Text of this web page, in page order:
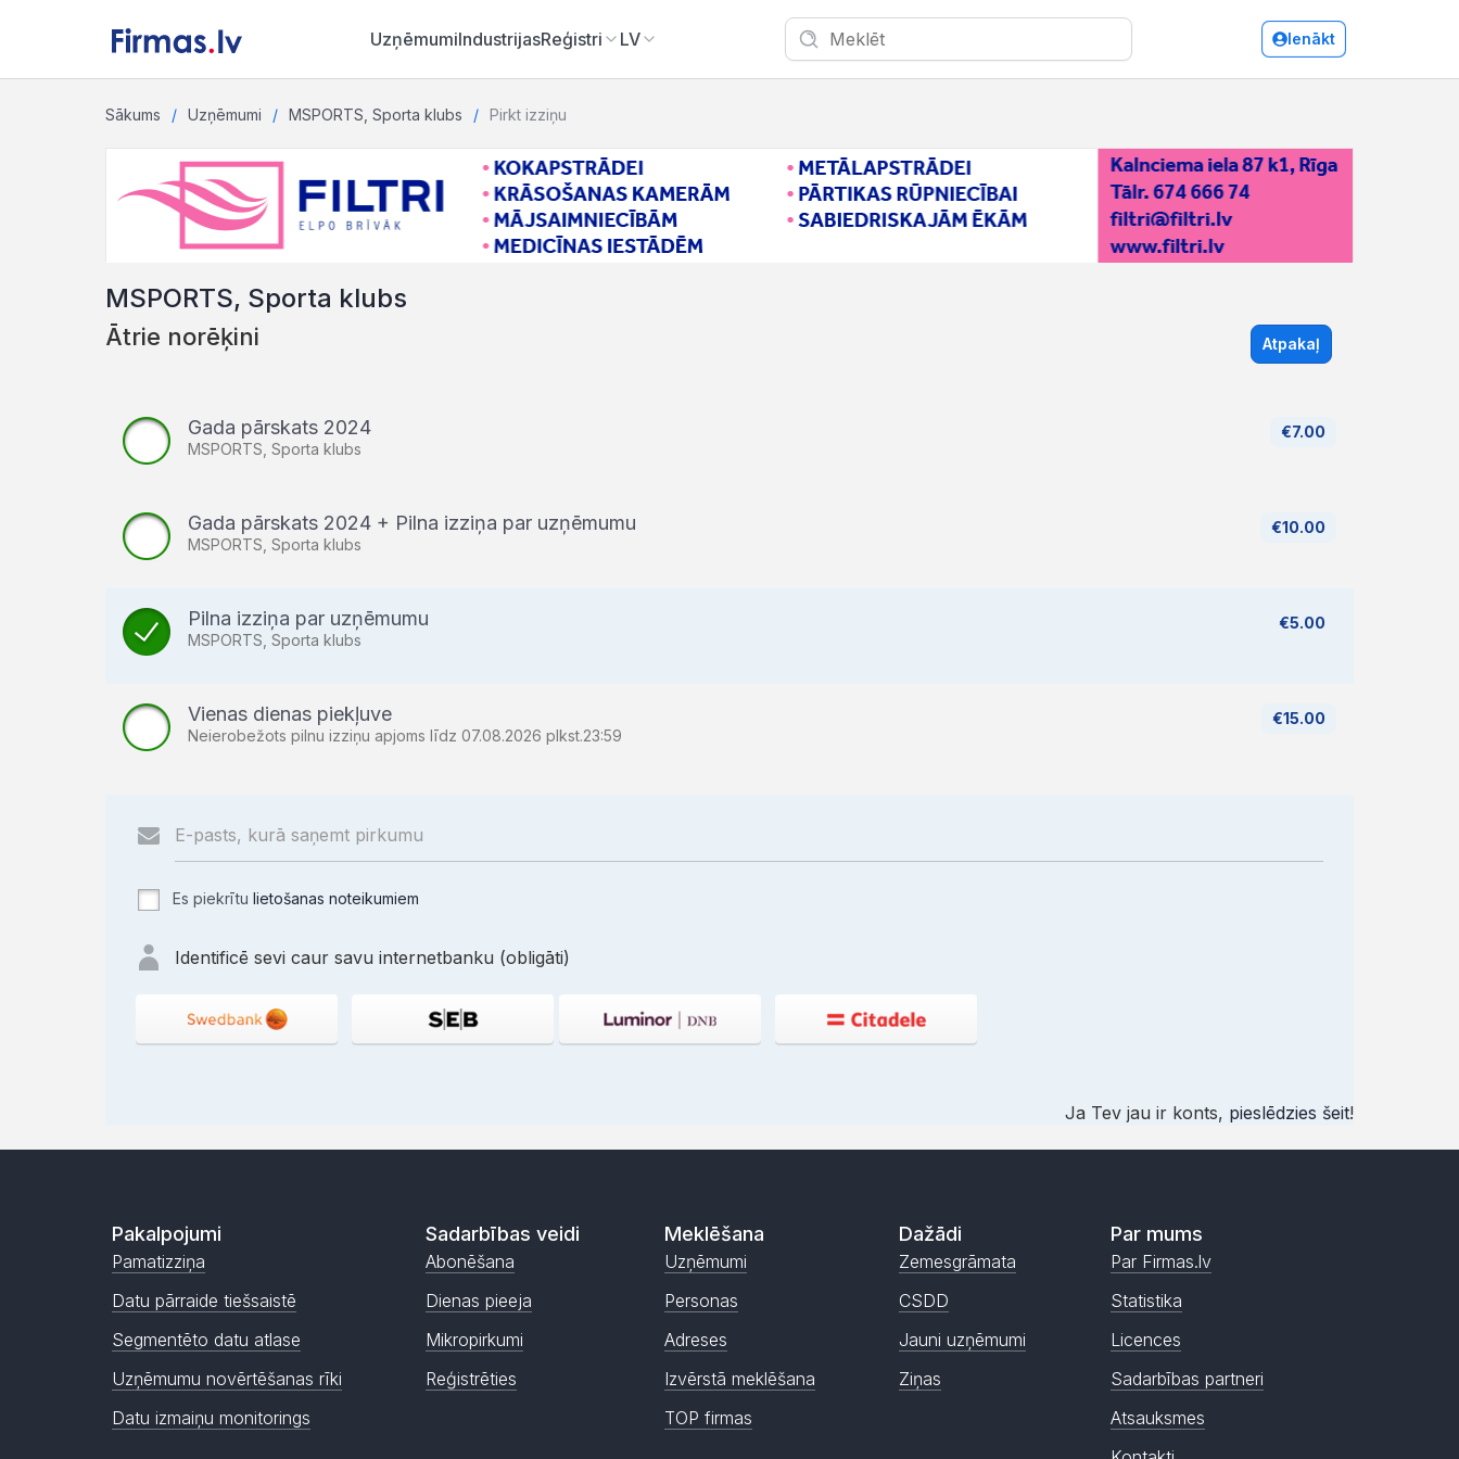
UzņēmumiIndustrijasReģistri LV Ienākt
Sākums Uzņēmumi MSPORTS, Sporta klubs Pirkt izziņu
MSPORTS, Sporta klubs
Ātrie norēķini Atpakaļ
€7.00
Gada pārskats 2024
MSPORTS, Sporta klubs
€10.00
Gada pārskats 2024 + Pilna izziņa par uzņēmumu
MSPORTS, Sporta klubs
€5.00
Pilna izziņa par uzņēmumu
MSPORTS, Sporta klubs
€15.00
Vienas dienas piekļuve
Neierobežots pilnu izziņu apjoms līdz 07.08.2026 plkst.23:59
Es piekrītu lietošanas noteikumiem
Identificē sevi caur savu internetbanku (obligāti)
Ja Tev jau ir konts, pieslēdzies šeit!
Pakalpojumi
Pamatizziņa
Datu pārraide tiešsaistē
Segmentēto datu atlase
Uzņēmumu novērtēšanas rīki
Datu izmaiņu monitorings
Sadarbības veidi
Abonēšana
Dienas pieeja
Mikropirkumi
Reģistrēties
Meklēšana
Uzņēmumi
Personas
Adreses
Izvērstā meklēšana
TOP firmas
Dažādi
Zemesgrāmata
CSDD
Jauni uzņēmumi
Ziņas
Par mums
Par Firmas.lv
Statistika
Licences
Sadarbības partneri
Atsauksmes